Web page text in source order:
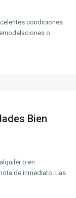
condiciones
o
Bien
bien
de inmediato. Las